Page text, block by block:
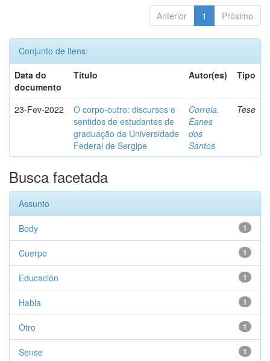
Anterior 1 Próximo
Conjunto de itens:
Data do
documento
Título Autor(es) Tipo
23-Fev-2022
O corpo-outro: discursos e
sentidos de estudantes de
graduação da Universidade
Federal de Sergipe
Correia,
Eanes
dos
Santos
Tese
Busca facetada
Assunto
1
Body
1
Cuerpo
1
Educación
1
Habla
1
Otro
1
Sense